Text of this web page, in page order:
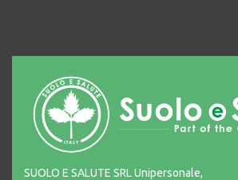
SUOLO E SALUTE SRL Unipersonale,